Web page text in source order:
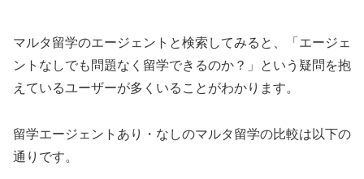
マルタ留学のエージェントと検索してみると、「エージェ
ントなしでも問題なく留学できるのか？」という疑問を抱
えているユーザーが多くいることがわかります。
留学エージェントあり・なしのマルタ留学の比較は以下の
通りです。